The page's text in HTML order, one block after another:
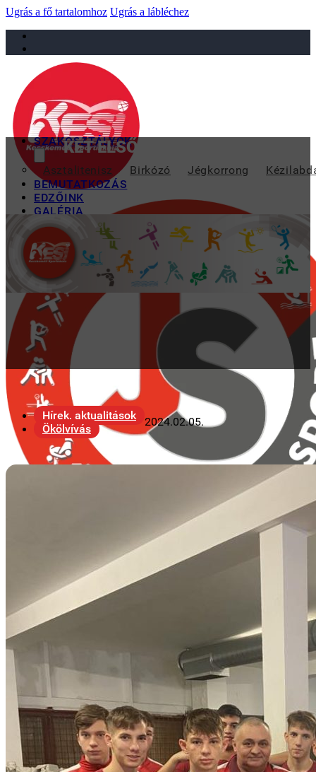
Ugrás a fő tartalomhoz Ugrás a lábléchez
sportiskola@juniorsportkft.hu
SZAKOSZTÁLYOK
Asztalitenisz Birkózó Jégkorrong
BEMUTATKOZÁS
EDZŐINK
GALÉRIA
TAO
KAPCSOLAT
KÉT ELSŐ ÉS KÉT HARMADIK
Hírek, aktualitások
Ökölvívás
2024.02.05.